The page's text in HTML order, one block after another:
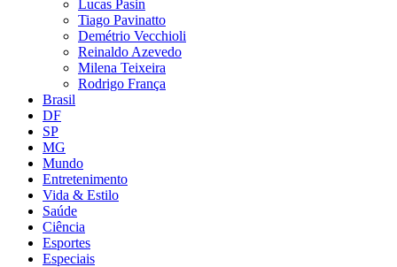
Lucas Pasin
Tiago Pavinatto
Demétrio Vecchioli
Reinaldo Azevedo
Milena Teixeira
Rodrigo França
Brasil
DF
SP
MG
Mundo
Entretenimento
Vida & Estilo
Saúde
Ciência
Esportes
Especiais